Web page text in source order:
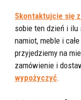
Skontaktujcie się
sobie ten dzień i
namiot, meble i
przyjedziemy na
zamówienie i
wypożyczyć.